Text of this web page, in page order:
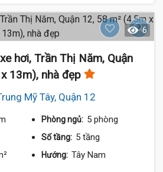
6
hơi, Trần Thị Năm, Quận
13m), nhà đẹp
Mỹ Tây, Quận 12
Phòng ngủ: 5 phòng
Số tầng: 5 tầng
Hướng: Tây Nam